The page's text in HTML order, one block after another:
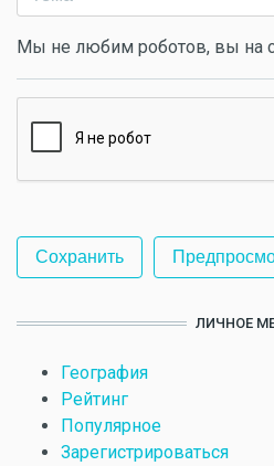
Мы не любим роботов, вы на
ЛИЧНОЕ
География
Рейтинг
Популярное
Зарегистрироваться